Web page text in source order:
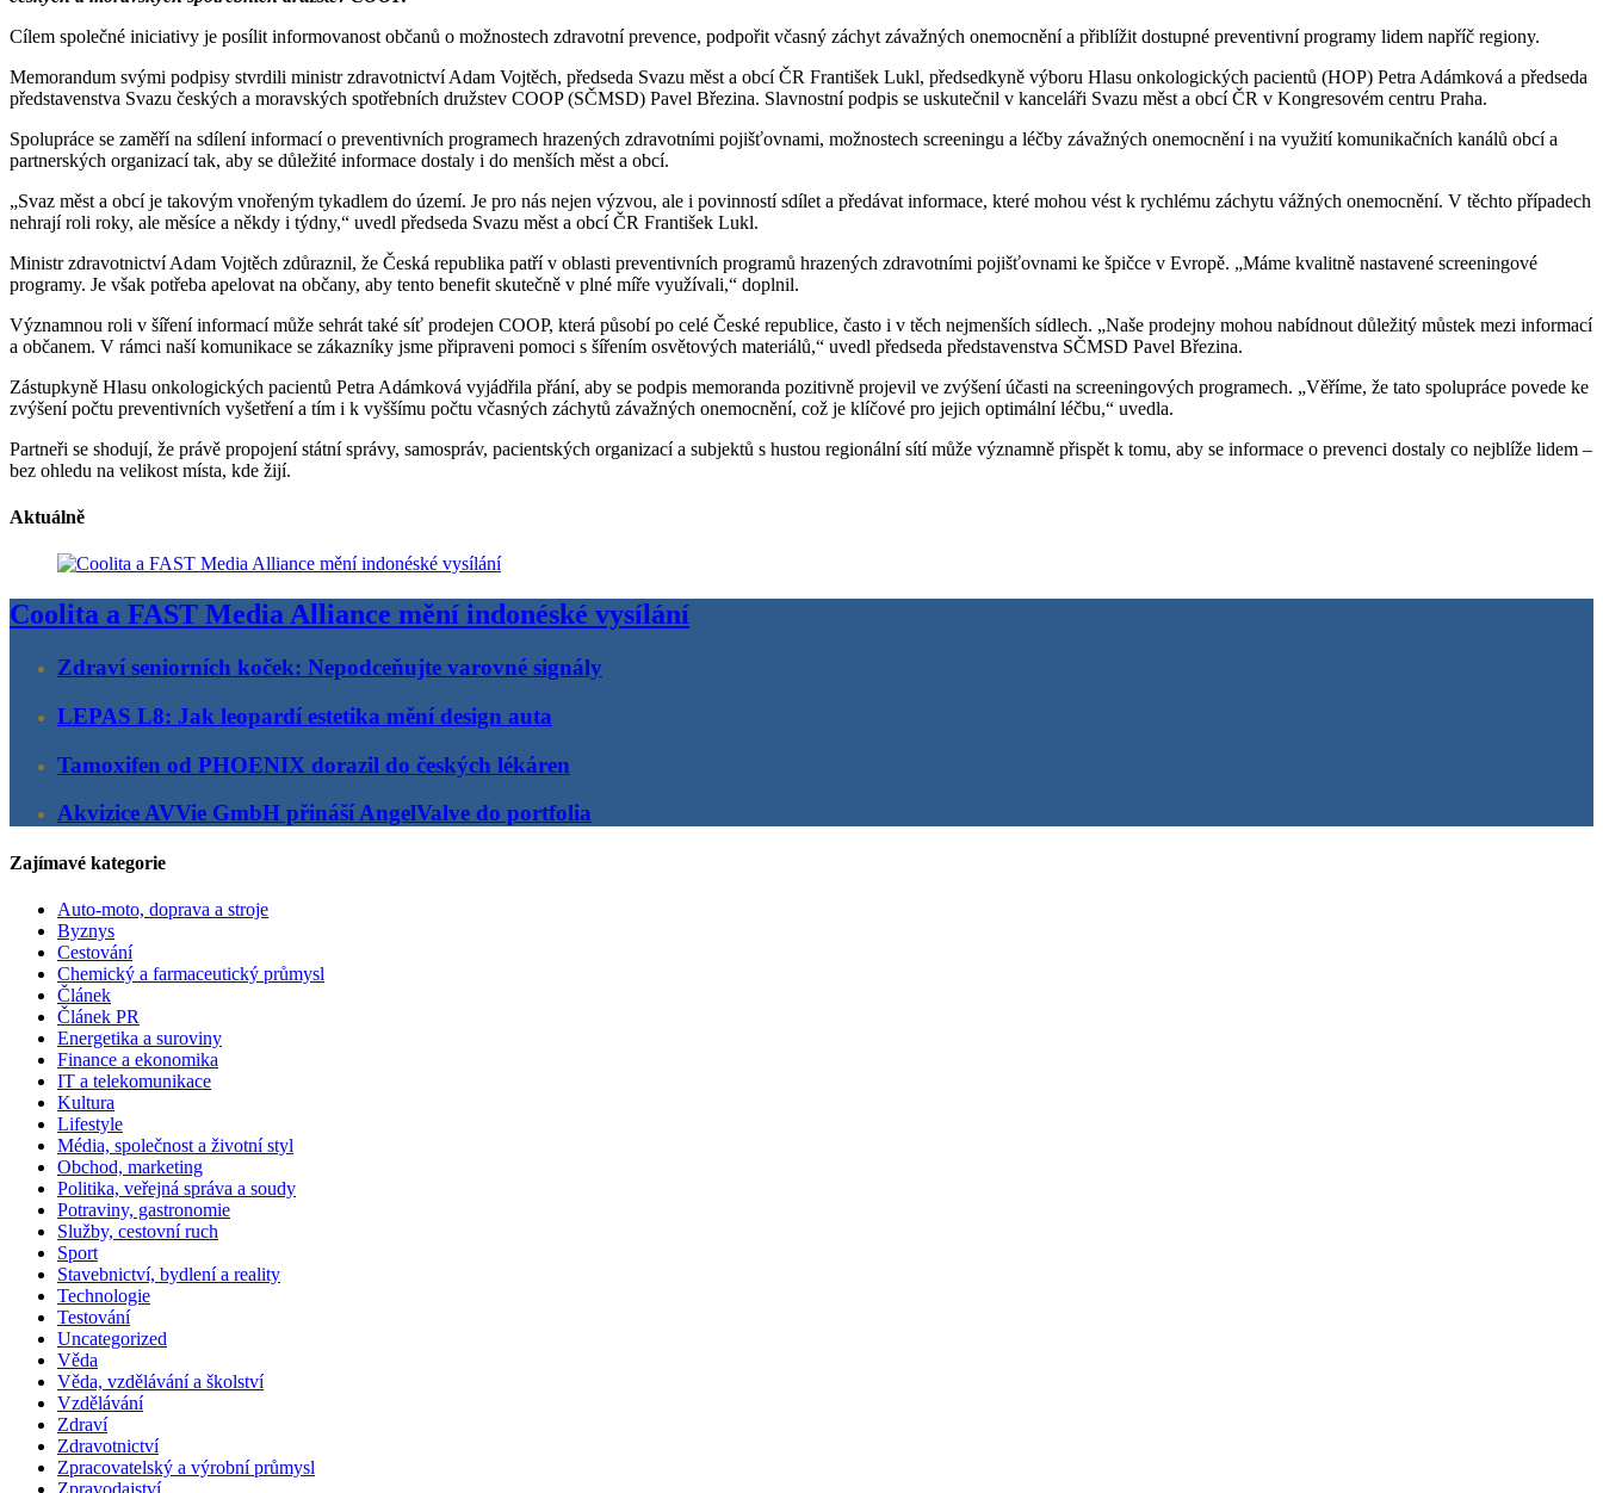
Cílem společné iniciativy je posílit informovanost občanů o možnostech zdravotní prevence, podpořit včasný záchyt závažných onemocnění a přiblížit dostupné preventivní programy lidem napříč regiony.
Memorandum svými podpisy stvrdili ministr zdravotnictví Adam Vojtěch, předseda Svazu měst a obcí ČR František Lukl, předsedkyně výboru Hlasu onkologických pacientů (HOP) Petra Adámková a předseda
představenstva Svazu českých a moravských spotřebních družstev COOP (SČMSD) Pavel Březina. Slavnostní podpis se uskutečnil v kanceláři Svazu měst a obcí ČR v Kongresovém centru Praha.
Spolupráce se zaměří na sdílení informací o preventivních programech hrazených zdravotními pojišťovnami, možnostech screeningu a léčby závažných onemocnění i na využití komunikačních kanálů obcí a
partnerských organizací tak, aby se důležité informace dostaly i do menších měst a obcí.
„Svaz měst a obcí je takovým vnořeným tykadlem do území. Je pro nás nejen výzvou, ale i povinností sdílet a předávat informace, které mohou vést k rychlému záchytu vážných onemocnění. V těchto případech
nehrají roli roky, ale měsíce a někdy i týdny,“ uvedl předseda Svazu měst a obcí ČR František Lukl.
Ministr zdravotnictví Adam Vojtěch zdůraznil, že Česká republika patří v oblasti preventivních programů hrazených zdravotními pojišťovnami ke špičce v Evropě. „Máme kvalitně nastavené screeningové
programy. Je však potřeba apelovat na občany, aby tento benefit skutečně v plné míře využívali,“ doplnil.
Významnou roli v šíření informací může sehrát také síť prodejen COOP, která působí po celé České republice, často i v těch nejmenších sídlech. „Naše prodejny mohou nabídnout důležitý můstek mezi informací
a občanem. V rámci naší komunikace se zákazníky jsme připraveni pomoci s šířením osvětových materiálů,“ uvedl předseda představenstva SČMSD Pavel Březina.
Zástupkyně Hlasu onkologických pacientů Petra Adámková vyjádřila přání, aby se podpis memoranda pozitivně projevil ve zvýšení účasti na screeningových programech. „Věříme, že tato spolupráce povede ke
zvýšení počtu preventivních vyšetření a tím i k vyššímu počtu včasných záchytů závažných onemocnění, což je klíčové pro jejich optimální léčbu,“ uvedla.
Partneři se shodují, že právě propojení státní správy, samospráv, pacientských organizací a subjektů s hustou regionální sítí může významně přispět k tomu, aby se informace o prevenci dostaly co nejblíže lidem –
bez ohledu na velikost místa, kde žijí.
Aktuálně
Coolita a FAST Media Alliance mění indonéské vysílání
Zdraví seniorních koček: Nepodceňujte varovné signály
LEPAS L8: Jak leopardí estetika mění design auta
Tamoxifen od PHOENIX dorazil do českých lékáren
Akvizice AVVie GmbH přináší AngelValve do portfolia
Zajímavé kategorie
Auto-moto, doprava a stroje
Byznys
Cestování
Chemický a farmaceutický průmysl
Článek
Článek PR
Energetika a suroviny
Finance a ekonomika
IT a telekomunikace
Kultura
Lifestyle
Média, společnost a životní styl
Obchod, marketing
Politika, veřejná správa a soudy
Potraviny, gastronomie
Služby, cestovní ruch
Sport
Stavebnictví, bydlení a reality
Technologie
Testování
Uncategorized
Věda
Věda, vzdělávání a školství
Vzdělávání
Zdraví
Zdravotnictví
Zpracovatelský a výrobní průmysl
Zpravodajství